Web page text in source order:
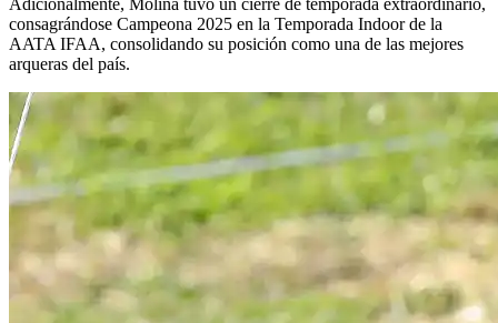
Adicionalmente, Molina tuvo un cierre de temporada extraordinario,
consagrándose Campeona 2025 en la Temporada Indoor de la
AATA IFAA, consolidando su posición como una de las mejores
arqueras del país.